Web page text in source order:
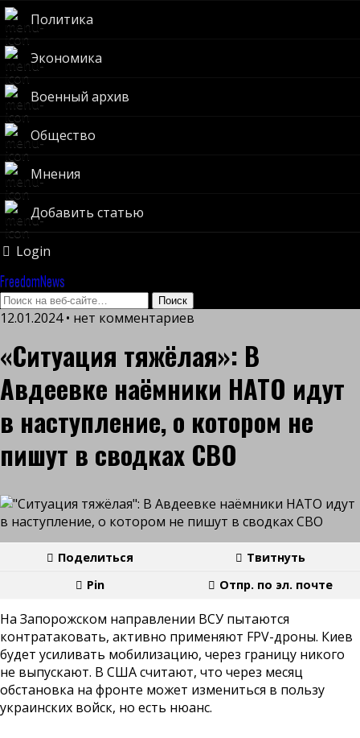
Политика
Экономика
Военный архив
Общество
Мнения
Добавить статью
Login
FreedomNews
12.01.2024 • нет комментариев
«Ситуация тяжёлая»: В
Авдеевке наёмники НАТО идут
в наступление, о котором не
пишут в сводках СВО
Поделиться
Твитнуть
Pin
Отпр. по эл. почте
На Запорожском направлении ВСУ пытаются
контратаковать, активно применяют FPV-дроны. Киев
будет усиливать мобилизацию, через границу никого
не выпускают. В США считают, что через месяц
обстановка на фронте может измениться в пользу
украинских войск, но есть нюанс.